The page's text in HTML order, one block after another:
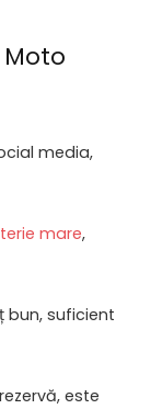
media,
mare,
suficient
este